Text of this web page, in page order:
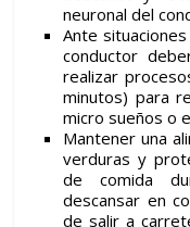
neuronal del
Ante
conductor
realizar
minutos) para
micro sueños o
Mantener una
verduras y
de comida
descansar en
de salir a